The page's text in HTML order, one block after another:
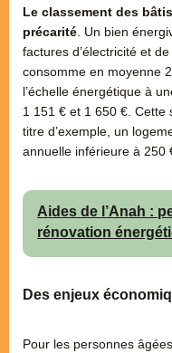
Le classement des
précarité . Un bien
factures d’électricité et
consomme en moyenne
l’échelle énergétique à
1 151 € et 1 650 €. Cette
titre d’exemple, un
annuelle inférieure à 250
Aides de l’Anah :
rénovation
Des enjeux
Pour les personnes